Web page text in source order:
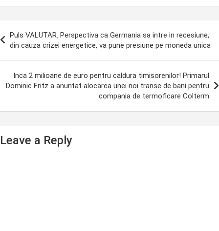
Puls VALUTAR. Perspectiva ca Germania sa intre in recesiune,
din cauza crizei energetice, va pune presiune pe moneda unica
Inca 2 milioane de euro pentru caldura timisorenilor! Primarul
Dominic Fritz a anuntat alocarea unei noi transe de bani pentru
compania de termoficare Colterm
Leave a Reply